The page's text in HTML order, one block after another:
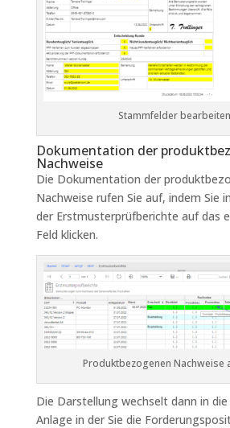
Stammfelder bearbeiten
Dokumentation der
Nachweise
Die Dokumentation der
Nachweise rufen Sie auf, indem Sie
der Erstmusterprüfberichte auf das
Feld klicken.
Produktbezogenen Nachweise
Die Darstellung wechselt dann in
Anlage in der Sie die